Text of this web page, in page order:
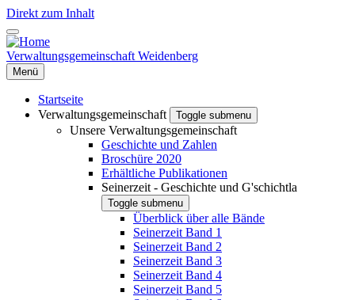
Direkt zum Inhalt
Verwaltungsgemeinschaft Weidenberg
Menü
Startseite
Verwaltungsgemeinschaft
Toggle submenu
Unsere Verwaltungsgemeinschaft
Geschichte und Zahlen
Broschüre 2020
Erhältliche Publikationen
Seinerzeit - Geschichte und G'schichtla
Toggle submenu
Überblick über alle Bände
Seinerzeit Band 1
Seinerzeit Band 2
Seinerzeit Band 3
Seinerzeit Band 4
Seinerzeit Band 5